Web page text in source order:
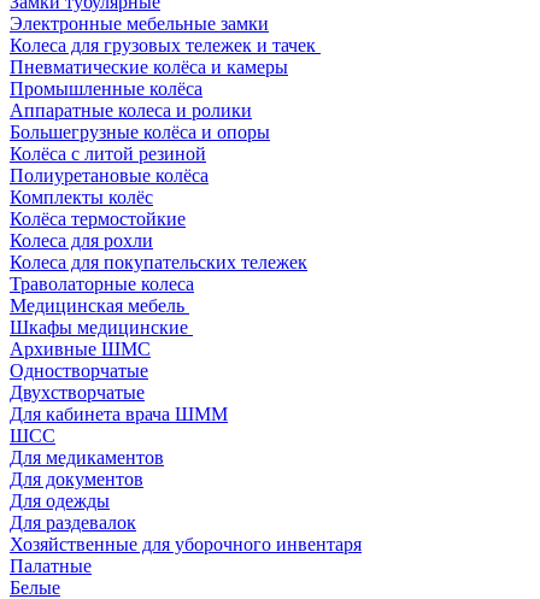
Электронные мебельные замки
Колеса для грузовых тележек и тачек
Пневматические колёса и камеры
Промышленные колёса
Аппаратные колеса и ролики
Большегрузные колёса и опоры
Колёса с литой резиной
Полиуретановые колёса
Комплекты колёс
Колёса термостойкие
Колеса для рохли
Колеса для покупательских тележек
Траволаторные колеса
Медицинская мебель
Шкафы медицинские
Архивные ШМС
Одностворчатые
Двухстворчатые
Для кабинета врача ШММ
ШСС
Для медикаментов
Для документов
Для одежды
Для раздевалок
Хозяйственные для уборочного инвентаря
Палатные
Белые